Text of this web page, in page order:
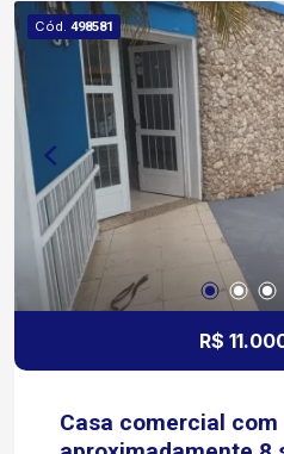
com: Piscina Playground Portaria Casa em
condomínio residencial,
e boa localização,
acesso da cidade.
Cód. 498581
R$
Casa comercial com